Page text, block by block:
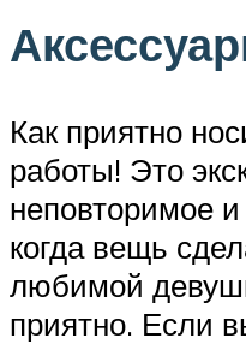
Как приятно
работы! Это
неповторимое
когда вещь
любимой
приятно. Если